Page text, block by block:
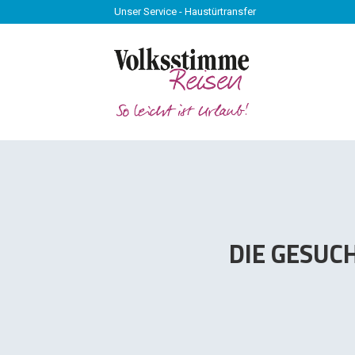
Unser Service - Haustürtransfer
Unser Service - Haustürtransfer
DIE